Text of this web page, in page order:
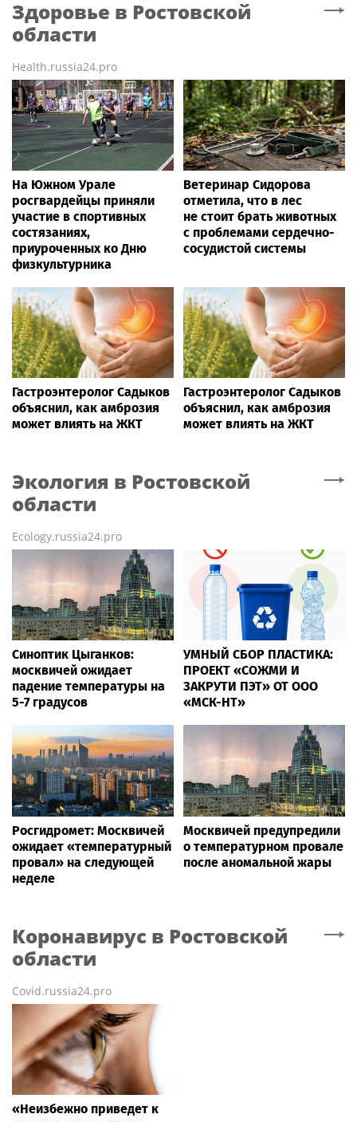
Здоровье в Ростовской
области
Health.russia24.pro
На Южном Урале
росгвардейцы приняли
участие в спортивных
состязаниях,
приуроченных ко Дню
физкультурника
Ветеринар Сидорова
отметила, что в лес
не стоит брать животных
с проблемами сердечно-
сосудистой системы
Гастроэнтеролог Садыков
объяснил, как амброзия
может влиять на ЖКТ
Гастроэнтеролог Садыков
объяснил, как амброзия
может влиять на ЖКТ
Экология в Ростовской
области
Ecology.russia24.pro
Синоптик Цыганков:
москвичей ожидает
падение температуры на
5-7 градусов
УМНЫЙ СБОР ПЛАСТИКА:
ПРОЕКТ «СОЖМИ И
ЗАКРУТИ ПЭТ» ОТ ООО
«МСК-НТ»
Росгидромет: Москвичей
ожидает «температурный
провал» на следующей
неделе
Москвичей предупредили
о температурном провале
после аномальной жары
Коронавирус в Ростовской
области
Covid.russia24.pro
«Неизбежно приведет к